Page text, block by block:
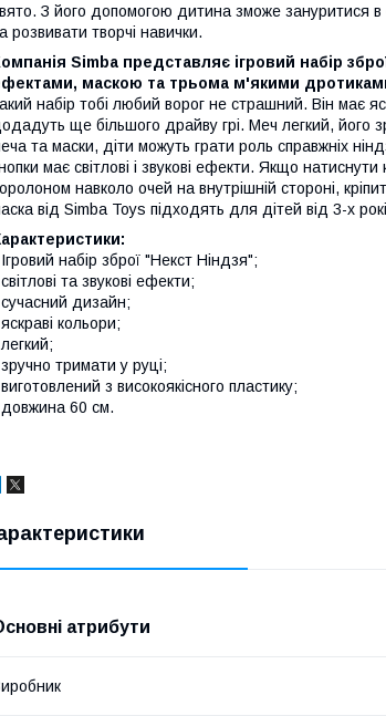
З його допомогою дитина зможе зануритися в
розвивати творчі навички.
Simba представляє ігровий набір
маскою та трьома м'якими
набір тобі любий ворог не страшний. Він має
ще більшого драйву грі. Меч легкий, його
та маски, діти можуть грати роль справжніх
має світлові і звукові ефекти. Якщо
навколо очей на внутрішній стороні,
від Simba Toys підходять для дітей від 3-х
набір зброї "Некст Ніндзя";
та звукові ефекти;
дизайн;
кольори;
тримати у руці;
з високоякісного пластику;
60 см.
атрибути